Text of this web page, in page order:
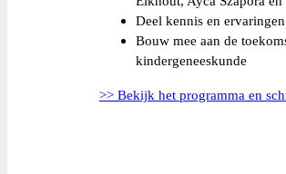
Deel kennis en
Bouw mee aan de
kindergeneeskunde
>> Bekijk het programma en